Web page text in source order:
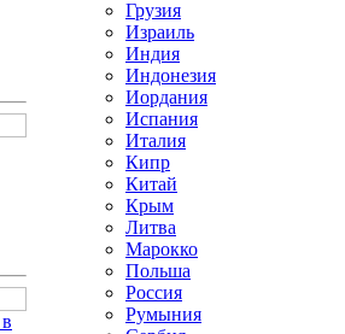
Грузия
Израиль
Индия
Индонезия
Иордания
Испания
Италия
Кипр
Китай
Крым
Литва
Марокко
Польша
Россия
Румыния